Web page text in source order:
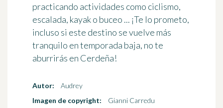
practicando actividades como ciclismo,
escalada, kayak o buceo ... ¡Te lo prometo,
incluso si este destino se vuelve más
tranquilo en temporada baja, no te
aburrirás en Cerdeña!
Autor:
Audrey
Imagen de copyright:
Gianni Carredu